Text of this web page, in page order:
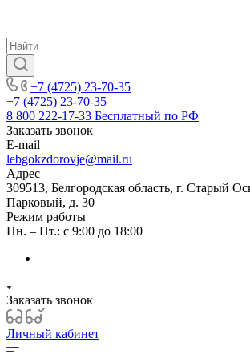
+7 (4725) 23-70-35
+7 (4725) 23-70-35
8 800 222-17-33 Бесплатный по РФ
Заказать звонок
E-mail
lebgokzdorovje@mail.ru
Адрес
309513, Белгородская область, г. Старый
Парковый, д. 30
Режим работы
Пн. – Пт.: с 9:00 до 18:00
Заказать звонок
Личный кабинет